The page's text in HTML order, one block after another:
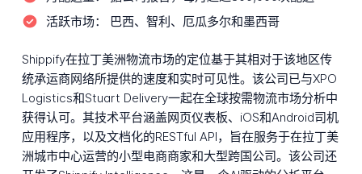
活跃市场：
巴西、智利、厄瓜多尔和墨西哥
Shippify在拉丁美洲物流市场的定位基于其相对于该地区传
统承运商网络所提供的速度和实时可见性。该公司已与XPO
Logistics和Stuart Delivery一起在全球按需物流市场分析中
获得认可。其技术平台涵盖网页仪表板、iOS和Android司机
应用程序，以及文档化的RESTful API，旨在服务于在拉丁美
洲城市中心运营的小型电商商家和大型跨国公司。该公司还